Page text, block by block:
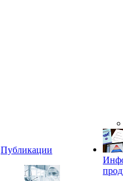
Публикации